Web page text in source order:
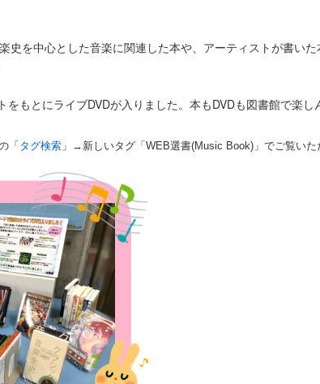
史を中心とした音楽に関連した本や、アーティストが書いた
をもとにライブDVDが入りました。本もDVDも図書館で楽し
「 タグ検索」 → 新しいタグ「 WEB選書(Music Book)」でご覧いた